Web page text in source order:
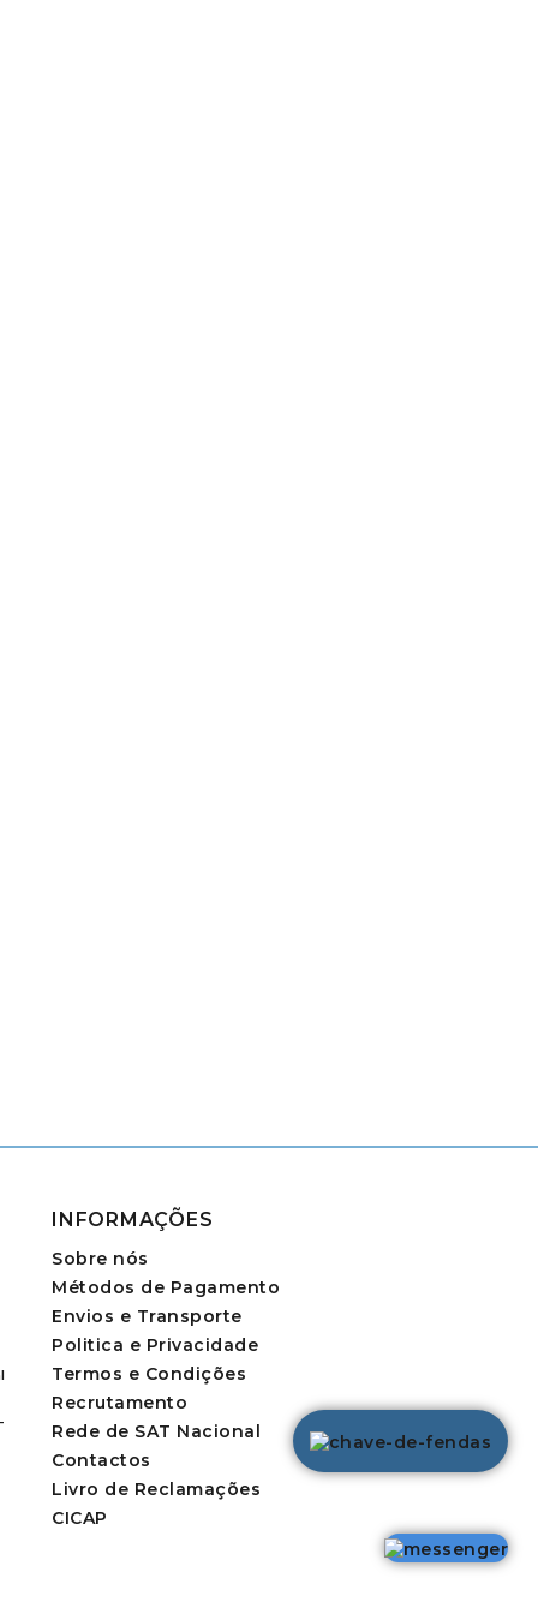
INFORMAÇÕES
Sobre nós
Métodos de Pagamento
Envios e Transporte
Politica e Privacidade
Termos e Condições
Recrutamento
Rede de SAT Nacional
Contactos
Livro de Reclamações
CICAP